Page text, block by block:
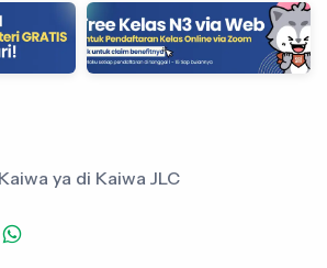
ya di Kaiwa JLC